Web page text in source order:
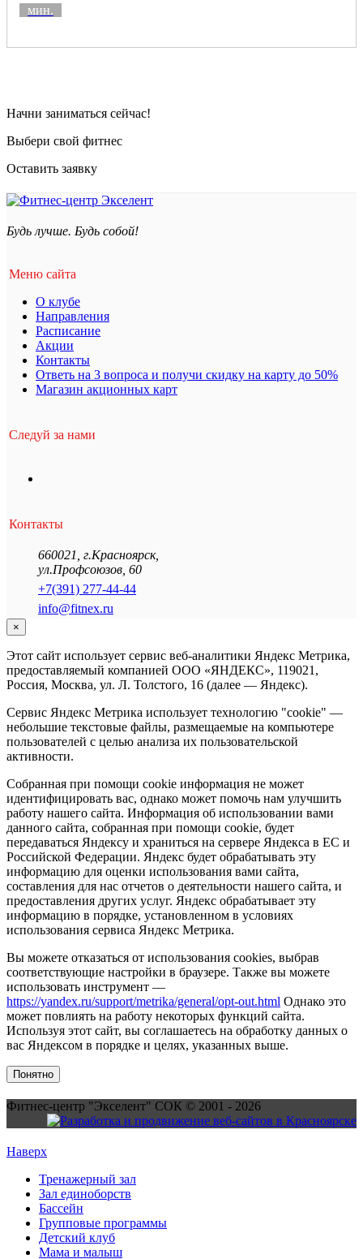
мин.
Начни заниматься сейчас!
Выбери свой фитнес
Оставить заявку
Будь лучше. Будь собой!
Меню сайта
О клубе
Направления
Расписание
Акции
Контакты
Ответь на 3 вопроса и получи скидку на карту до 50%
Магазин акционных карт
Следуй за нами
Контакты
660021 г.Красноярск,
ул.Профсоюзов, 60
+7(391) 277-44-44
info@fitnex.ru
×
Этот сайт использует сервис веб-аналитики Яндекс Метрика,
предоставляемый компанией ООО «ЯНДЕКС», 119021,
Россия, Москва, ул. Л. Толстого, 16 (далее — Яндекс).
Сервис Яндекс Метрика использует технологию "cookie" —
небольшие текстовые файлы, размещаемые на компьютере
пользователей с целью анализа их пользовательской
активности.
Собранная при помощи cookie информация не может
идентифицировать вас, однако может помочь нам улучшить
работу нашего сайта. Информация об использовании вами
данного сайта, собранная при помощи cookie, будет
передаваться Яндексу и храниться на сервере Яндекса в ЕС и
Российской Федерации. Яндекс будет обрабатывать эту
информацию для оценки использования вами сайта,
составления для нас отчетов о деятельности нашего сайта, и
предоставления других услуг. Яндекс обрабатывает эту
информацию в порядке, установленном в условиях
использования сервиса Яндекс Метрика.
Вы можете отказаться от использования cookies, выбрав
соответствующие настройки в браузере. Также вы можете
использовать инструмент —
https://yandex.ru/support/metrika/general/opt-out.html Однако это
может повлиять на работу некоторых функций сайта.
Используя этот сайт, вы соглашаетесь на обработку данных о
вас Яндексом в порядке и целях, указанных выше.
Понятно
Фитнес-центр "Экселент" СОК © 2001 - 2026
Наверх
Тренажерный зал
Зал единоборств
Бассейн
Групповые программы
Детский клуб
Мама и малыш